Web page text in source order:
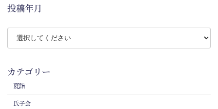
投稿年月
カテゴリー
夏詣
氏子会